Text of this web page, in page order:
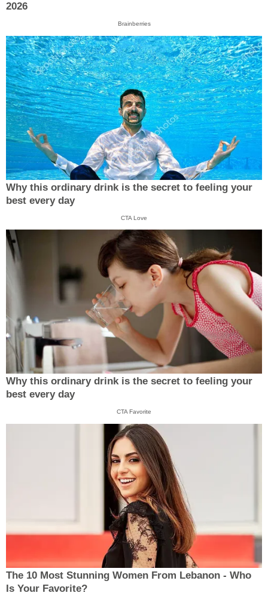
2026
Brainberries
Why this ordinary drink is the secret to feeling your
best every day
CTA Love
Why this ordinary drink is the secret to feeling your
best every day
CTA Favorite
The 10 Most Stunning Women From Lebanon - Who
Is Your Favorite?